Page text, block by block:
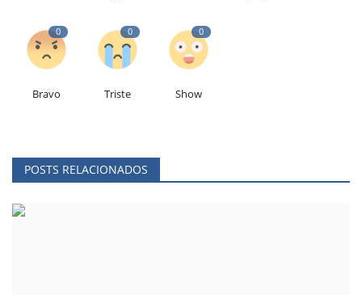
0
Bravo
0
Triste
0
Show
POSTS RELACIONADOS